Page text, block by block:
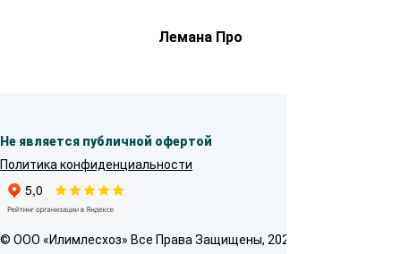
Лемана Про
Не является публичной офертой
Политика конфиденциальности
© OOO «Илимлесхоз» Все Права Защищены, 2026